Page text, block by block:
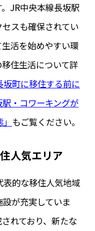
JR中央本線長坂駅
スも確保されてい
活を始めやすい環
住生活について詳
坂町に移住する前に
・コワーキングが
もご覧ください。
人気エリア
的な移住人気地域
が充実していま
れており、新たな